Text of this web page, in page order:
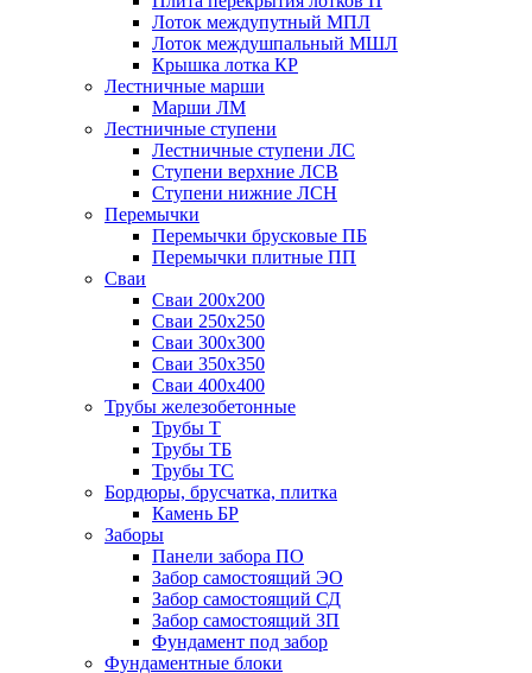
Лоток междупутный МПЛ
Лоток междушпальный МШЛ
Крышка лотка КР
Лестничные марши
Марши ЛМ
Лестничные ступени
Лестничные ступени ЛС
Ступени верхние ЛСВ
Ступени нижние ЛСН
Перемычки
Перемычки брусковые ПБ
Перемычки плитные ПП
Сваи
Сваи 200х200
Сваи 250х250
Сваи 300х300
Сваи 350х350
Сваи 400х400
Трубы железобетонные
Трубы Т
Трубы ТБ
Трубы ТС
Бордюры, брусчатка, плитка
Камень БР
Заборы
Панели забора ПО
Забор самостоящий ЭО
Забор самостоящий СД
Забор самостоящий ЗП
Фyндамент под забор
Фундаментные блоки